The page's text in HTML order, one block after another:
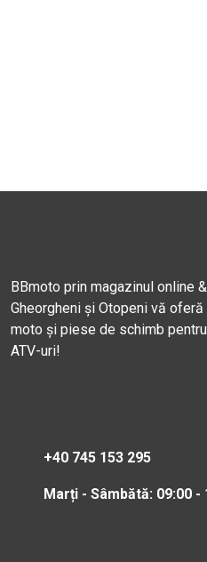
BBmoto prin magazinul online
Gheorgheni și Otopeni vă
moto și piese de schimb
ATV-uri!
+40 745 153 295
Marți - Sâmbătă: 09:00 -